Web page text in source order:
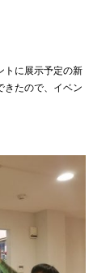
トに展示予定の新
きたので、イベン